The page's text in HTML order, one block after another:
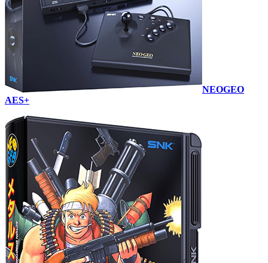
NEOGEO
AES+